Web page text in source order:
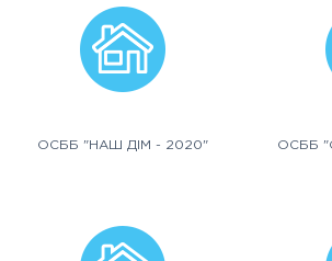
ОСББ "НАШ ДІМ - 2020" ОСББ